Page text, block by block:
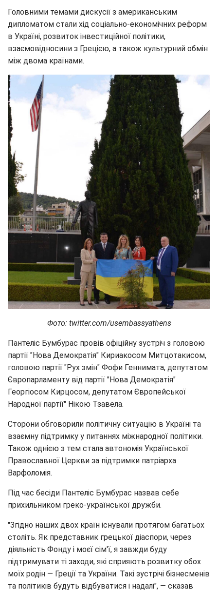
Головними темами дискусії з американським
дипломатом стали хід соціально-економічних реформ
в Україні, розвиток інвестиційної політики,
взаємовідносини з Грецією, а також культурний обмін
між двома країнами.
Фото: twitter.com/usembassyathens
Пантеліс Бумбурас провів офіційну зустріч з головою
партії "Нова Демократія" Кириакосом Митцотакисом,
головою партії "Рух змін" Фофи Геннимата, депутатом
Європарламенту від партії "Нова Демократія"
Георгіосом Кирцосом, депутатом Європейської
Народної партії" Нікою Тзавела.
Сторони обговорили політичну ситуацію в Україні та
взаємну підтримку у питаннях міжнародної політики.
Також однією з тем стала автономія Української
Православної Церкви за підтримки патріарха
Варфоломія.
Під час бесіди Пантеліс Бумбурас назвав себе
прихильником греко-української дружби.
"Згідно наших двох країн існували протягом багатьох
століть. Як представник грецької діаспори, через
діяльність Фонду і моєї сім'ї, я завжди буду
підтримувати ті заходи, які сприяють розвитку обох
моїх родін — Греції та України. Такі зустрічі бізнесменів
та політиків будуть відбуватися і надалі", — сказав